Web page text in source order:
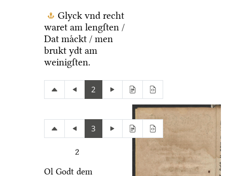
Glyck vnd recht
waret am lengſten /
Dat maͤckt / men
brukt ydt am
weinigſten.
2
3
2
Ol Godt dem